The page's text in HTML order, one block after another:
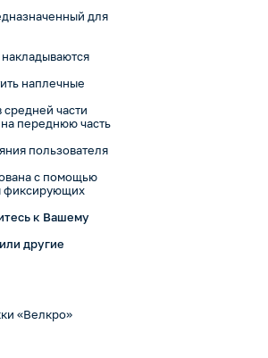
для
наплечные
части
переднюю часть
пользователя
с помощью
фиксирующих
к Вашему
другие
«Велкро»